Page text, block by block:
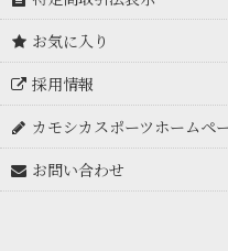
お気に入り
採用情報
カモシカスポーツホームペ
お問い合わせ